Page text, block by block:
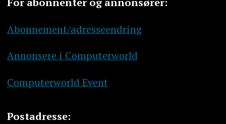
Abonnement/adresseendring
Annonsere i Computerworld
Computerworld Event
Postadresse: